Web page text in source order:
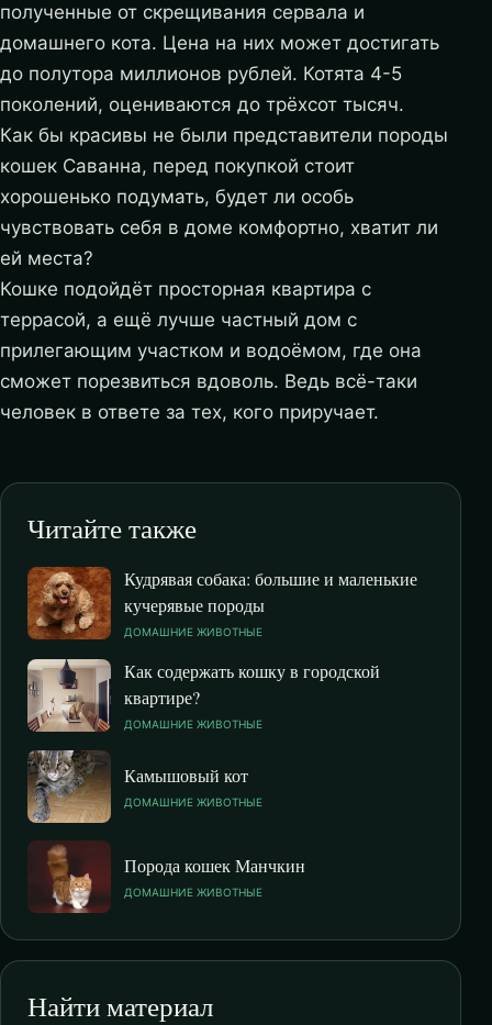
полученные от скрещивания сервала и
домашнего кота. Цена на них может достигать
до полутора миллионов рублей. Котята 4-5
поколений, оцениваются до трёхсот тысяч.
Как бы красивы не были представители породы
кошек Саванна, перед покупкой стоит
хорошенько подумать, будет ли особь
чувствовать себя в доме комфортно, хватит ли
ей места?
Кошке подойдёт просторная квартира с
террасой, а ещё лучше частный дом с
прилегающим участком и водоёмом, где она
сможет порезвиться вдоволь. Ведь всё-таки
человек в ответе за тех, кого приручает.
Читайте также
Кудрявая собака: большие и маленькие
кучерявые породы
ДОМАШНИЕ ЖИВОТНЫЕ
Как содержать кошку в городской
квартире?
ДОМАШНИЕ ЖИВОТНЫЕ
Камышовый кот
ДОМАШНИЕ ЖИВОТНЫЕ
Порода кошек Манчкин
ДОМАШНИЕ ЖИВОТНЫЕ
Найти материал